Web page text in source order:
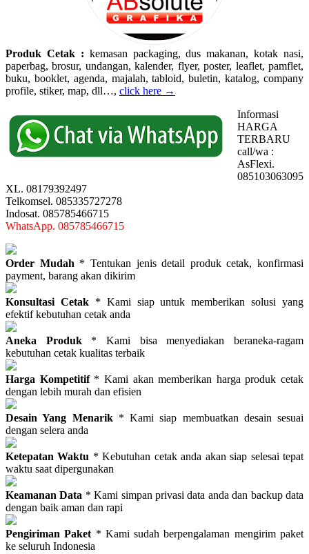
Produk Cetak : kemasan packaging, dus makanan, kotak nasi,
paperbag, brosur, undangan, kalender, flyer, poster, leaflet, pamflet,
buku, booklet, agenda, majalah, tabloid, buletin, katalog, company
profile, stiker, map, dll…, click here →
Informasi
HARGA
TERBARU
call/wa :
AsFlexi.
085103063095
XL. 08179392497
Telkomsel. 085335727278
Indosat. 085785466715
WhatsApp. 085785466715
Order Mudah * Tentukan jenis detail produk cetak, konfirmasi
payment, barang akan dikirim
Konsultasi Cetak* Kami siap untuk memberikan solusi yang
efektif kebutuhan cetak anda
Aneka Produk * Kami bisa menyediakan beraneka-ragam
kebutuhan cetak kualitas terbaik
Harga Kompetitif* Kami akan memberikan harga produk cetak
dengan lebih murah dan efisien
Desain Yang Menarik* Kami siap membuatkan desain sesuai
dengan selera anda
Ketepatan Waktu * Kebutuhan cetak anda akan siap selesai tepat
waktu saat dipergunakan
Keamanan Data * Kami simpan privasi data anda dan backup data
dengan baik aman dan rapi
Pengiriman Paket * Kami sudah berpengalaman mengirim paket
ke seluruh Indonesia